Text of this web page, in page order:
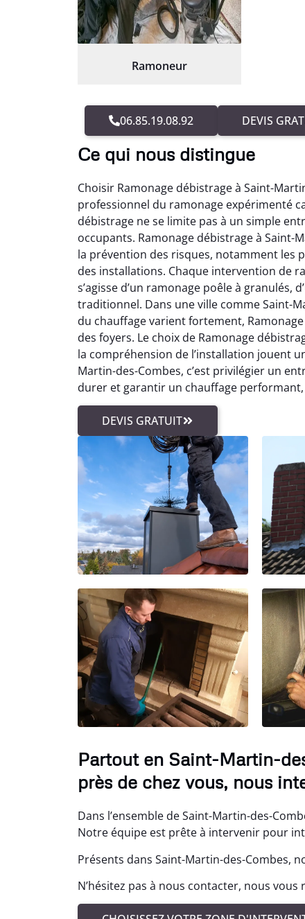
Ramoneur
06.85.19.08.92 DEVIS
Ce qui nous distingue
Choisir Ramonage débistrage à Saint-
professionnel du ramonage expérimenté
débistrage ne se limite pas à un simple
occupants. Ramonage débistrage à Saint-
la prévention des risques, notamment
des installations. Chaque intervention de
s’agisse d’un ramonage poêle à granulés,
traditionnel. Dans une ville comme Saint-
du chauffage varient fortement,
des foyers. Le choix de Ramonage
la compréhension de l’installation jouent
Martin-des-Combes, c’est privilégier un
durer et garantir un chauffage
DEVIS GRATUIT
Partout en Saint-Martin-
près de chez vous, nous
Dans l’ensemble de Saint-Martin-des-
Notre équipe est prête à intervenir pour
Présents dans Saint-Martin-des-Combes,
N’hésitez pas à nous contacter, nous